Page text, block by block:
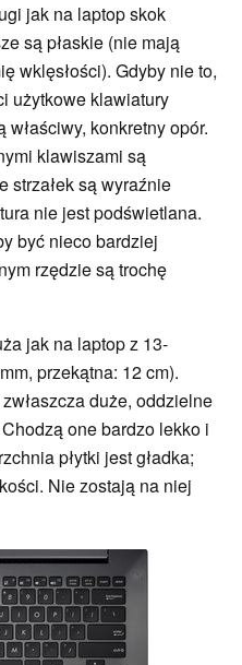
jak na laptop skok
są płaskie (nie mają
wklęsłości). Gdyby nie to,
użytkowe klawiatury
konkretny opór.
klawiszami są
strzałek są wyraźnie
nie jest podświetlana.
być nieco bardziej
rzędzie są trochę
jak na laptop z 13-
przekątna: 12 cm).
duże, oddzielne
one bardzo lekko i
płytki jest gładka;
Nie zostają na niej